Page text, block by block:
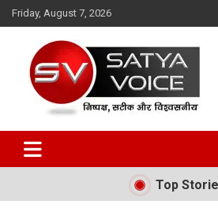
Skip
to
Friday, August 7, 2026
Satya Voice
Top